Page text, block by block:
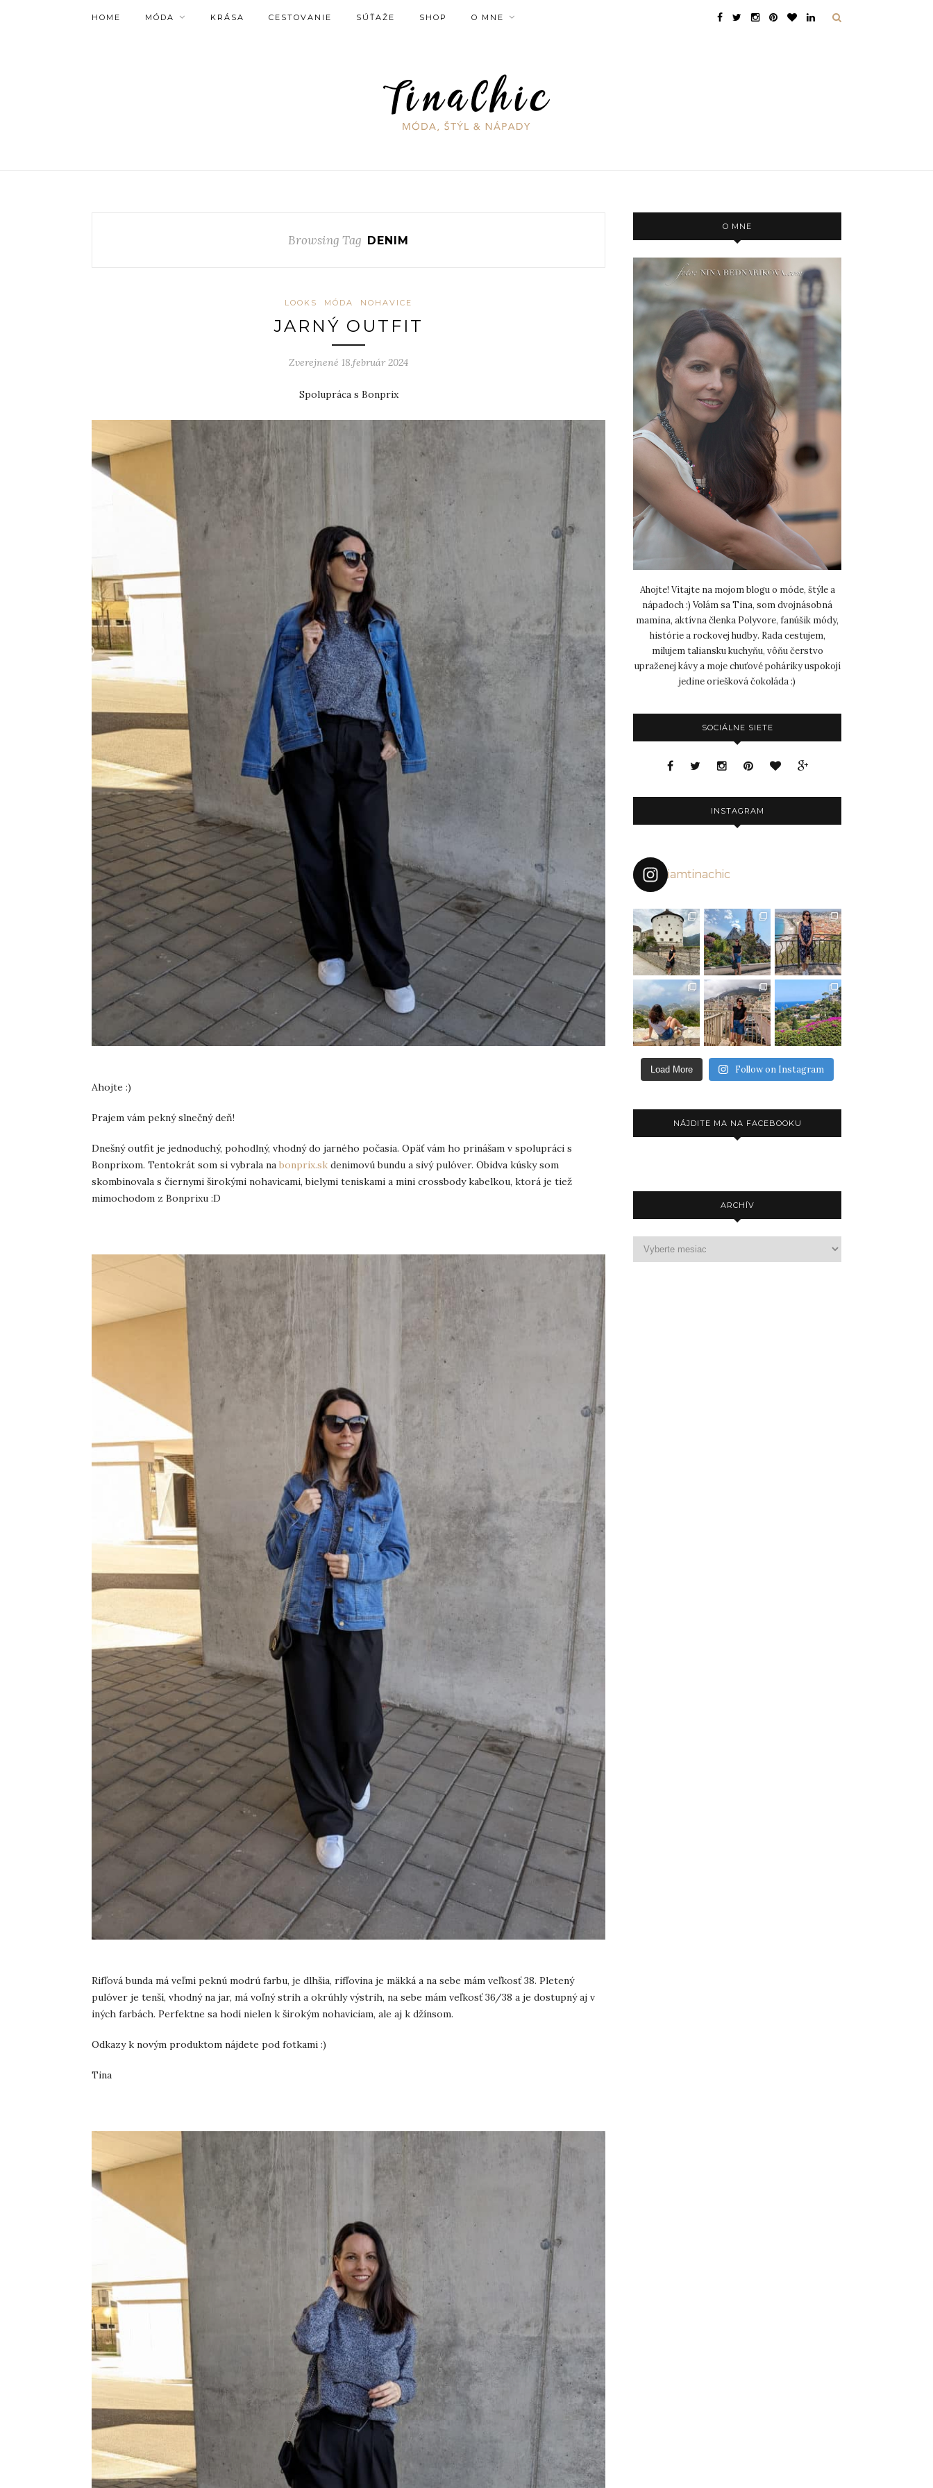
HOME MÓDA KRÁSA CESTOVANIE SÚŤAŽE SHOP O MNE
Browsing Tag DENIM
LOOKS MÓDA NOHAVICE
JARNÝ OUTFIT
Zverejnené 18.február 2024
Spolupráca s Bonprix
Ahojte :)
Prajem vám pekný slnečný deň!
Dnešný outfit je jednoduchý, pohodlný, vhodný do jarného počasia. Opäť vám ho prinášam v spolupráci s
Bonprixom. Tentokrát som si vybrala na bonprix.sk denimovú bundu a sivý pulóver. Obidva kúsky som
skombinovala s čiernymi širokými nohavicami, bielymi teniskami a mini crossbody kabelkou, ktorá je tiež
mimochodom z Bonprixu :D
Rifľová bunda má veľmi peknú modrú farbu, je dlhšia, rifľovina je mäkká a na sebe mám veľkosť 38. Pletený
pulóver je tenší, vhodný na jar, má voľný strih a okrúhly výstrih, na sebe mám veľkosť 36/38 a je dostupný aj v
iných farbách. Perfektne sa hodí nielen k širokým nohaviciam, ale aj k džínsom.
Odkazy k novým produktom nájdete pod fotkami :)
Tina
O MNE
Ahojte! Vitajte na mojom blogu o móde, štýle a
nápadoch :) Volám sa Tina, som dvojnásobná
mamina, aktívna členka Polyvore, fanúšik módy,
histórie a rockovej hudby. Rada cestujem,
milujem taliansku kuchyňu, vôňu čerstvo
upraženej kávy a moje chuťové poháriky uspokojí
jedine oriešková čokoláda :)
SOCIÁLNE SIETE
INSTAGRAM
iamtinachic
Load More Follow on Instagram
NÁJDITE MA NA FACEBOOKU
ARCHÍV